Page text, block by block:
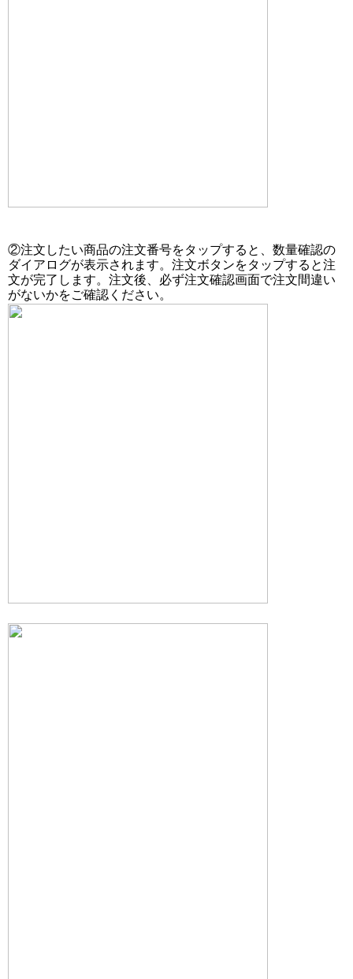
②注文したい商品の注文番号をタップすると、数量確認の
ダイアログが表示されます。注文ボタンをタップすると注
文が完了します。注文後、必ず注文確認画面で注文間違い
がないかをご確認ください。